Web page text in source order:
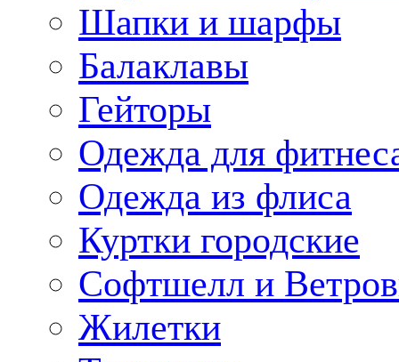
Шапки и шарфы
Балаклавы
Гейторы
Одежда для
Одежда из флиса
Куртки городские
Софтшелл и
Жилетки